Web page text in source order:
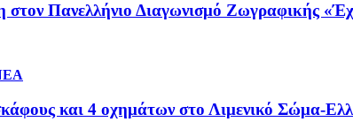
στον Πανελλήνιο Διαγωνισμό Ζωγραφικής
και 4 οχημάτων στο Λιμενικό Σώμα-